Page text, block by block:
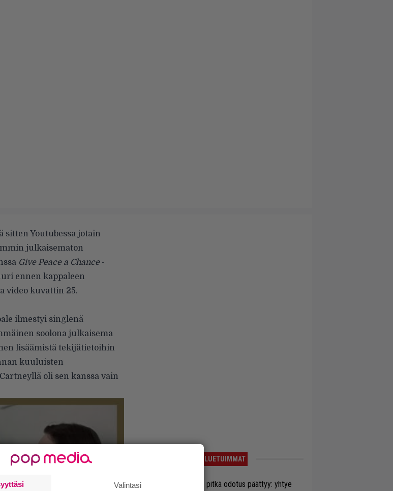
Youtubessa jotain
julkaisematon
Give Peace a Chance-
ennen kappaleen
video kuvattin 25.
ilmestyi singlenä
soolona julkaisema
lisäämistä tekijätietoihin
kuuluisten
oli sen kanssa vain
LUETUIMMAT
Weezer-fanien pitkä odotus päättyy: yhtye
Valintasi